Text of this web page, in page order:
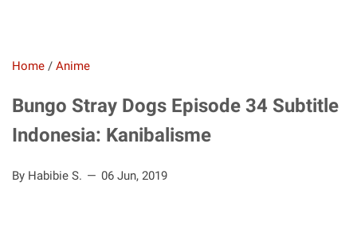
Home / Anime
Bungo Stray Dogs Episode 34 Subtitle
Indonesia: Kanibalisme
By Habibie S. 06 Jun, 2019